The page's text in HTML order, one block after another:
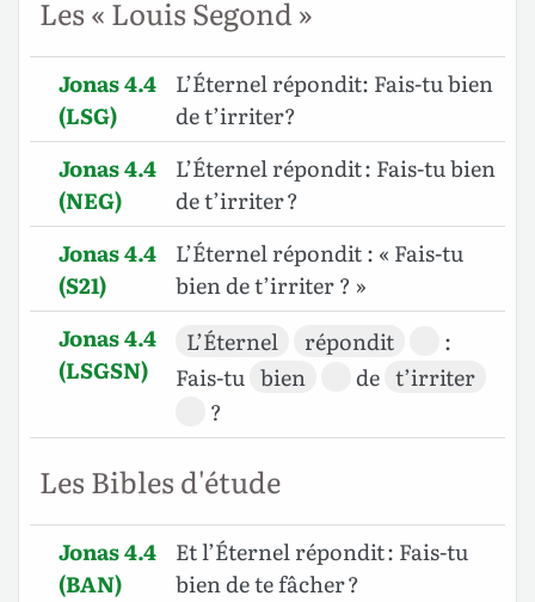
Les « Louis Segond »
Jonas 4.4
(LSG)
L’Éternel répondit: Fais-tu bien
de t’irriter?
Jonas 4.4
(NEG)
L’Éternel répondit : Fais-tu bien
de t’irriter ?
Jonas 4.4
(S21)
L’Éternel répondit : « Fais-tu
bien de t’irriter ? »
Jonas 4.4
(LSGSN)
L’Éternel répondit
:
Fais-tu bien de t’irriter
?
Les Bibles d'étude
Jonas 4.4
(BAN)
Et l’Éternel répondit : Fais-tu
bien de te fâcher ?